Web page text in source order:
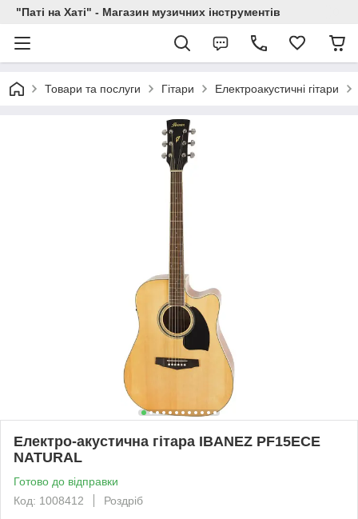
"Паті на Хаті" - Магазин музичних інструментів
Товари та послуги Гітари Електроакустичні гітари
Електро-акустична гітара IBANEZ PF15ECE
NATURAL
Готово до відправки
Код: 1008412
Роздріб